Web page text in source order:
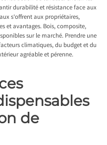
durabilité et résistance face aux
s’offrent aux propriétaires,
et avantages. Bois, composite,
sur le marché. Prendre une
climatiques, du budget et du
agréable et pérenne.
de